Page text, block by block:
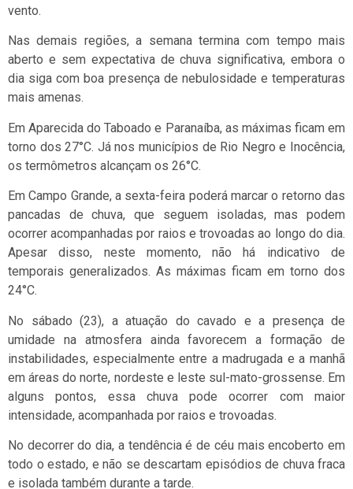
vento.
Nas demais regiões, a semana termina com tempo mais
aberto e sem expectativa de chuva significativa, embora o
dia siga com boa presença de nebulosidade e temperaturas
mais amenas.
Em Aparecida do Taboado e Paranaíba, as máximas ficam em
torno dos 27°C. Já nos municípios de Rio Negro e Inocência,
os termômetros alcançam os 26°C.
Em Campo Grande, a sexta-feira poderá marcar o retorno das
pancadas de chuva, que seguem isoladas, mas podem
ocorrer acompanhadas por raios e trovoadas ao longo do dia.
Apesar disso, neste momento, não há indicativo de
temporais generalizados. As máximas ficam em torno dos
24°C.
No sábado (23), a atuação do cavado e a presença de
umidade na atmosfera ainda favorecem a formação de
instabilidades, especialmente entre a madrugada e a manhã
em áreas do norte, nordeste e leste sul-mato-grossense. Em
alguns pontos, essa chuva pode ocorrer com maior
intensidade, acompanhada por raios e trovoadas.
No decorrer do dia, a tendência é de céu mais encoberto em
todo o estado, e não se descartam episódios de chuva fraca
e isolada também durante a tarde.